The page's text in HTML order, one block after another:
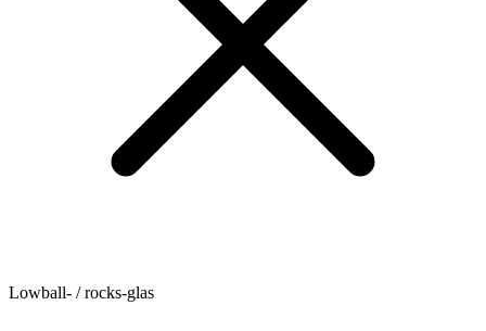
Lowball- / rocks-glas